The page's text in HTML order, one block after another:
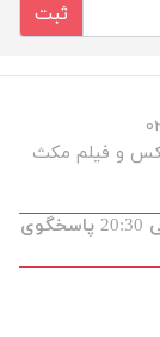
ثبت
شنبه تا پنجشنبه از ساعت 9 الی 13 و 16:30 الی 20:30 پاسخگوی